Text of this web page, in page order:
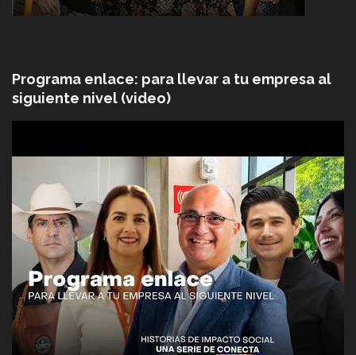
Programa enlace: para llevar a tu empresa al
siguiente nivel (video)